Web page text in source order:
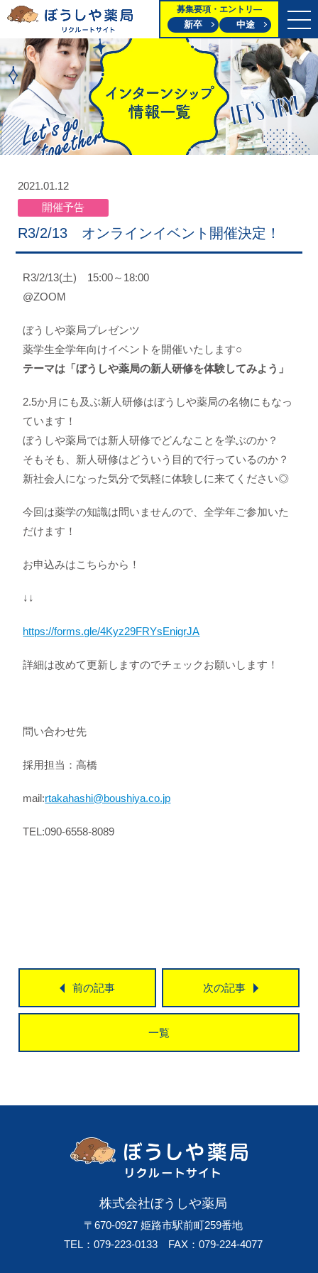
募集要項・エントリ―
新卒 中途
2021.01.12
開催予告
R3/2/13 オンラインイベント開催決定！
R3/2/13(土) 15:00～18:00
@ZOOM
ぼうしや薬局プレゼンツ
薬学生全学年向けイベントを開催いたします○
テーマは「ぼうしや薬局の新人研修を体験してみよう」
2.5か月にも及ぶ新人研修はぼうしや薬局の名物にもなっ
ています！
ぼうしや薬局では新人研修でどんなことを学ぶのか？
そもそも、新人研修はどういう目的で行っているのか？
新社会人になった気分で気軽に体験しに来てください◎
今回は薬学の知識は問いませんので、全学年ご参加いた
だけます！
お申込みはこちらから！
↓↓
https://forms.gle/4Kyz29FRYsEnigrJA
詳細は改めて更新しますのでチェックお願いします！
問い合わせ先
採用担当：高橋
mail:rtakahashi@boushiya.co.jp
TEL:090-6558-8089
前の記事
一覧
次の記事
株式会社ぼうしや薬局
〒670-0927 姫路市駅前町259番地
TEL：079-223-0133 FAX：079-224-4077